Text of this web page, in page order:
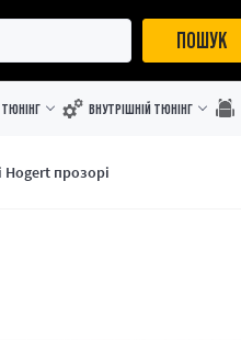
ПОШУК
ВНУТРІШНІЙ ТЮНІНГ
Hogert прозорі